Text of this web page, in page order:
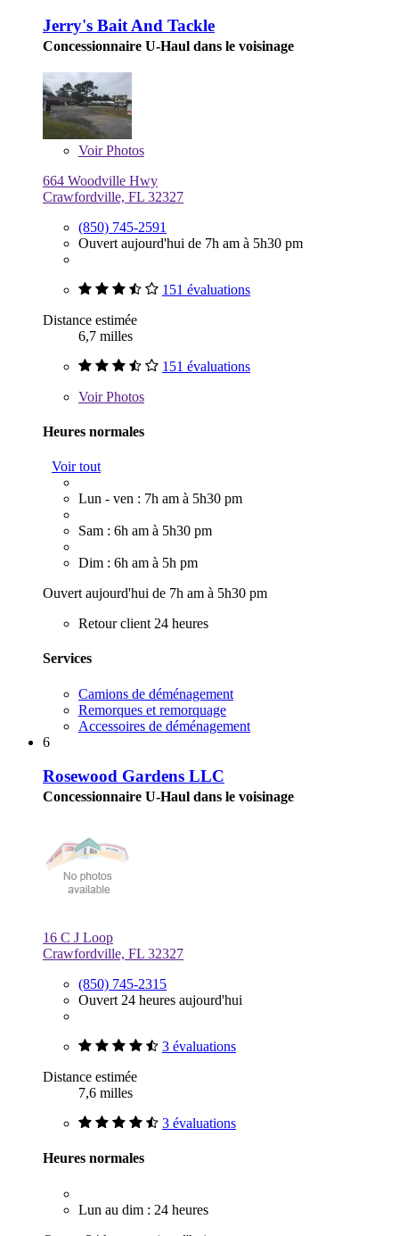
Jerry's Bait And Tackle
Concessionnaire U-Haul dans le voisinage
VoirPhotos
664 Woodville Hwy
Crawfordville, FL 32327
(850) 745-2591
Ouvert aujourd'hui de 7h am à 5h30 pm
151 évaluations
Distance estimée
6,7 milles
151 évaluations
VoirPhotos
Heures normales
Voir tout
Lun - ven : 7h am à 5h30 pm
Sam : 6h am à 5h30 pm
Dim : 6h am à 5h pm
Ouvert aujourd'hui de 7h am à 5h30 pm
Retour client 24 heures
Services
Camions de déménagement
Remorques et remorquage
Accessoires de déménagement
6
Rosewood Gardens LLC
Concessionnaire U-Haul dans le voisinage
16 C J Loop
Crawfordville, FL 32327
(850) 745-2315
Ouvert 24 heures aujourd'hui
3 évaluations
Distance estimée
7,6 milles
3 évaluations
Heures normales
Lun au dim : 24 heures